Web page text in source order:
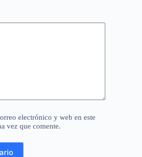
electrónico y web en este
vez que comente.